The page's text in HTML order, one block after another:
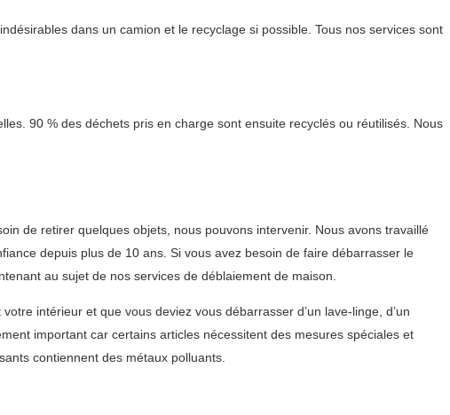
dans un camion et le recyclage si possible. Tous nos services sont
90 % des déchets pris en charge sont ensuite recyclés ou réutilisés. Nous
de retirer quelques objets, nous pouvons intervenir. Nous avons travaillé
depuis plus de 10 ans. Si vous avez besoin de faire débarrasser le
au sujet de nos services de déblaiement de maison.
intérieur et que vous deviez vous débarrasser d’un lave-linge, d’un
important car certains articles nécessitent des mesures spéciales et
contiennent des métaux polluants.